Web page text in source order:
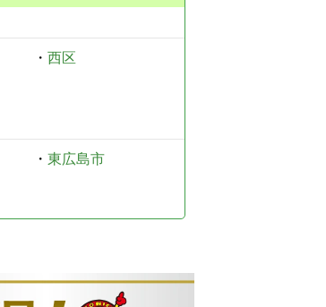
・ 西区
・ 東広島市